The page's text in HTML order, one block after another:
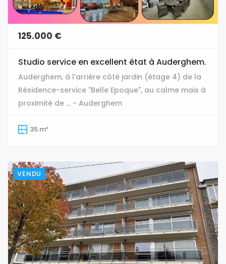
125.000 €
Studio service en excellent état à Auderghem.
Auderghem, à l'arrière côté jardin (étage 4) de la
Résidence-service "Belle Epoque", au calme mais à
proximité de ... - Auderghem
35 m²
VENDU